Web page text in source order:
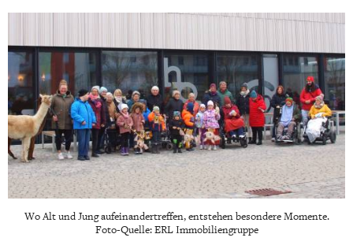
Wo Alt und Jung aufeinandertreffen, entstehen besondere Momente.
Foto-Quelle: ERL Immobiliengruppe